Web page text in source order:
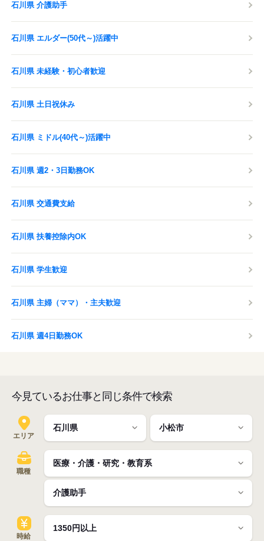
石川県 介護助手
石川県 エルダー(50代～)活躍中
石川県 未経験・初心者歓迎
石川県 土日祝休み
石川県 ミドル(40代～)活躍中
石川県 週2・3日勤務OK
石川県 交通費支給
石川県 扶養控除内OK
石川県 学生歓迎
石川県 主婦（ママ）・主夫歓迎
石川県 週4日勤務OK
今見ているお仕事と同じ条件で検索
エリア
職種
時給